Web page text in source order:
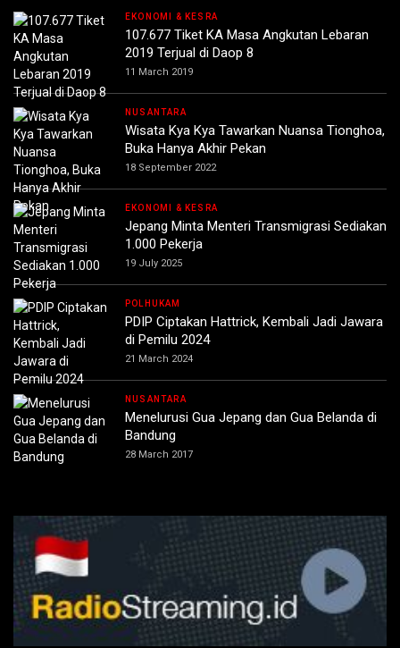
EKONOMI & KESRA
107.677 Tiket KA Masa Angkutan Lebaran
2019 Terjual di Daop 8
11 March 2019
NUSANTARA
Wisata Kya Kya Tawarkan Nuansa Tionghoa,
Buka Hanya Akhir Pekan
18 September 2022
EKONOMI & KESRA
Jepang Minta Menteri Transmigrasi Sediakan
1.000 Pekerja
19 July 2025
POLHUKAM
PDIP Ciptakan Hattrick, Kembali Jadi Jawara
di Pemilu 2024
21 March 2024
NUSANTARA
Menelurusi Gua Jepang dan Gua Belanda di
Bandung
28 March 2017